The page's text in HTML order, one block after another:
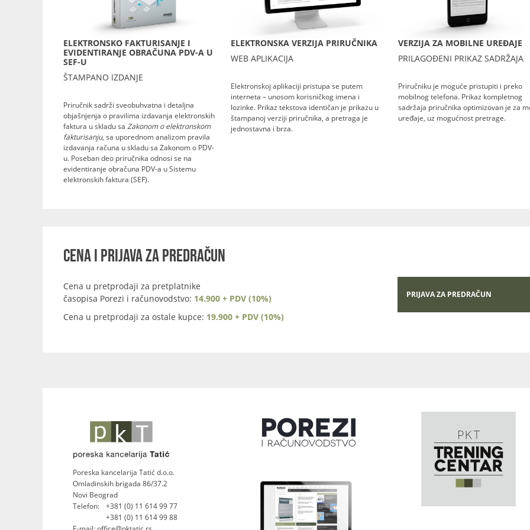
ELEKTRONSKO FAKTURISANJE I
EVIDENTIRANJE OBRAČUNA PDV-A U
SEF-U
ŠTAMPANO IZDANJE
Priručnik sadrži sveobuhvatna i detaljna
objašnjenja o pravilima izdavanja elektronskih
faktura u skladu sa Zakonom o elektronskom
fakturisanju, sa uporednom analizom pravila
izdavanja računa u skladu sa Zakonom o PDV-
u. Poseban deo priručnika odnosi se na
evidentiranje obračuna PDV-a u Sistemu
elektronskih faktura (SEF).
ELEKTRONSKA VERZIJA PRIRUČNIKA
WEB APLIKACIJA
Elektronskoj aplikaciji pristupa se putem
interneta – unosom korisničkog imena i
lozinke. Prikaz tekstova identičan je prikazu u
štampanoj verziji priručnika, a pretraga je
jednostavna i brza.
VERZIJA ZA MOBILNE UREĐAJE
PRILAGOĐENI PRIKAZ SADRŽAJA
Priručniku je moguće pristupiti i preko
mobilnog telefona. Prikaz kompletnog
sadržaja priručnika optimizovan je za
uređaje, uz mogućnost pretrage.
CENA I PRIJAVA ZA PREDRAČUN
Cena u pretprodaji za pretplatnike
časopisa Porezi i računovodstvo: 14.900 + PDV (10%)
Cena u pretprodaji za ostale kupce: 19.900 + PDV (10%)
PRIJAVA ZA PREDRAČUN
Poreska kancelarija Tatić d.o.o.
Omladinskih brigada 86/37.2
Novi Beograd
Telefon:
+381 (0) 11 614 99 77
+381 (0) 11 614 99 88